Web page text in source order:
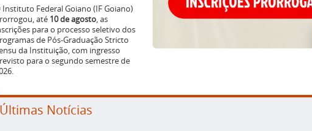
Instituto Federal Goiano (IF Goiano)
até 10 de agosto, as
para o processo seletivo dos
de Pós-Graduação Stricto
da Instituição, com ingresso
para o segundo semestre de
Últimas Notícias